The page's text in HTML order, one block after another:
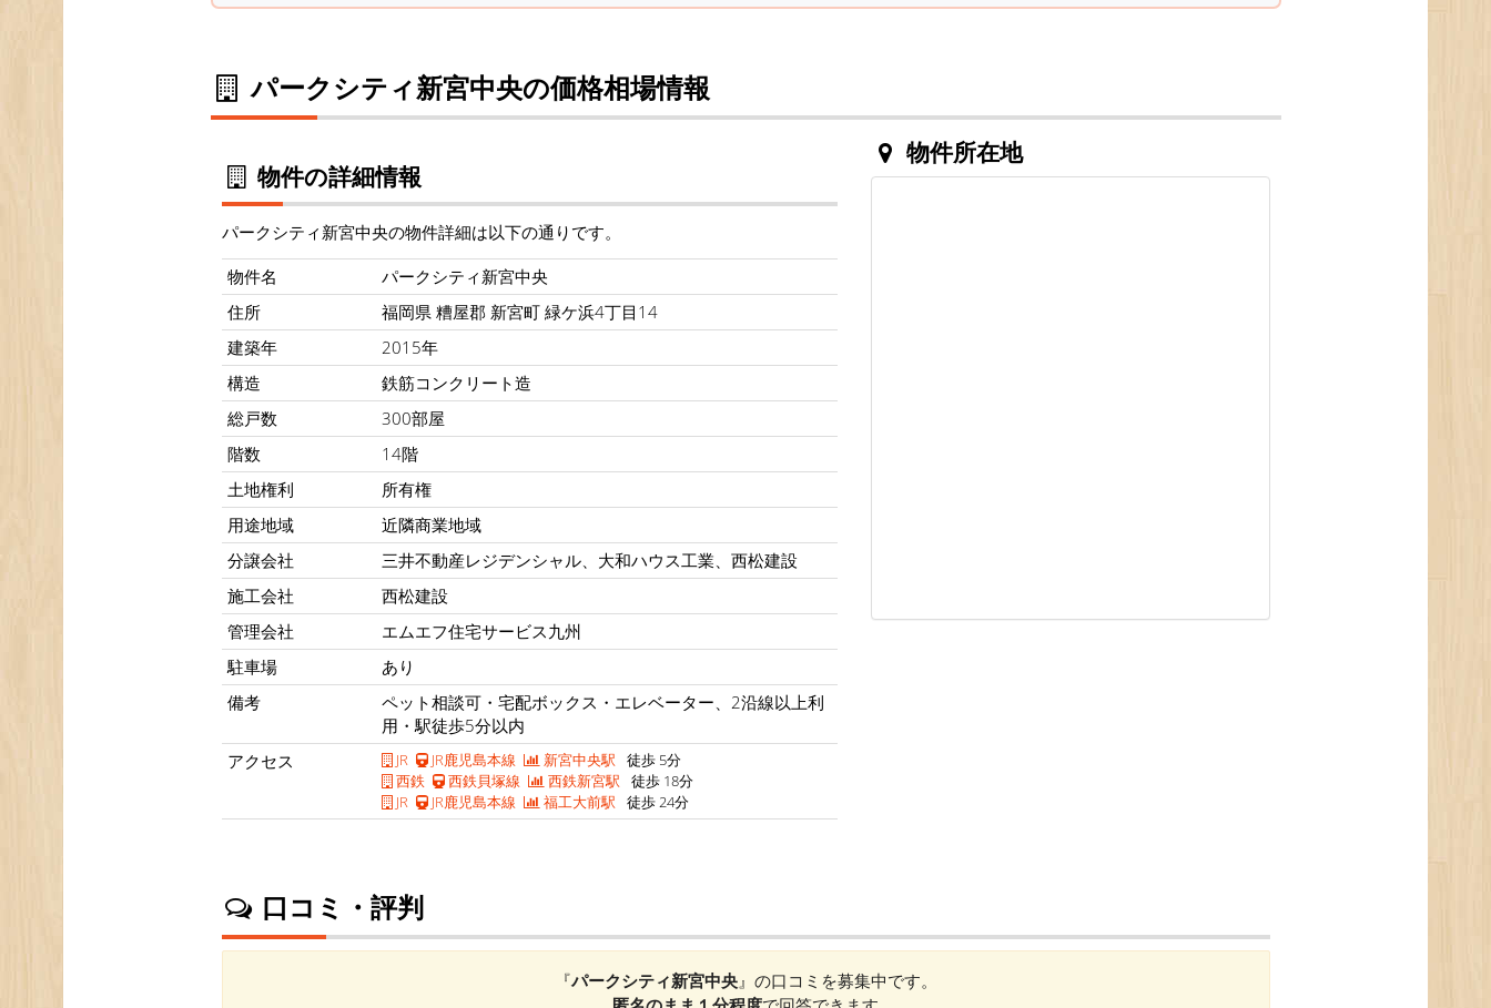
パークシティ新宮中央の価格相場情報
物件の詳細情報
パークシティ新宮中央の物件詳細は以下の通りです。
物件名
パークシティ新宮中央
住所
福岡県 糟屋郡 新宮町 緑ケ浜4丁目14
建築年
2015年
構造
鉄筋コンクリート造
総戸数
300部屋
階数
14階
土地権利
所有権
用途地域
近隣商業地域
分譲会社
三井不動産レジデンシャル、大和ハウス工業、西松建設
施工会社
西松建設
管理会社
エムエフ住宅サービス九州
駐車場
あり
備考
ペット相談可・宅配ボックス・エレベーター、2沿線以上利
用・駅徒歩5分以内
アクセス
JR JR鹿児島本線 新宮中央駅 徒歩 5分
西鉄
西鉄貝塚線 西鉄新宮駅 徒歩 18分
JR
JR鹿児島本線 福工大前駅 徒歩 24分
物件所在地
口コミ・評判
『パークシティ新宮中央』の口コミを募集中です。